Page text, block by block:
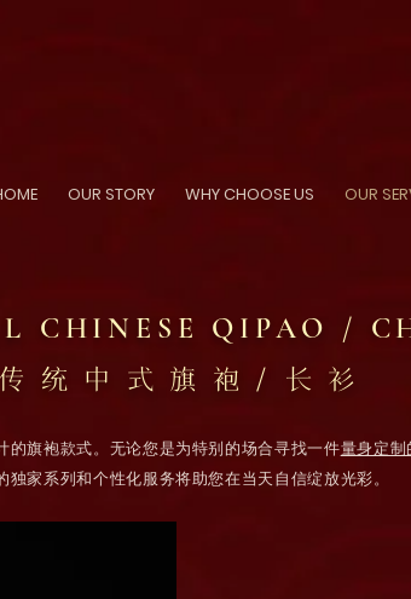
OUR STORY WHY CHOOSE US OUR
CHINESE QIPAO /
传统中式旗袍/长衫
旗袍款式。无论您是为特别的场合寻找一件量身定
独家系列和个性化服务将助您在当天自信绽放光彩。